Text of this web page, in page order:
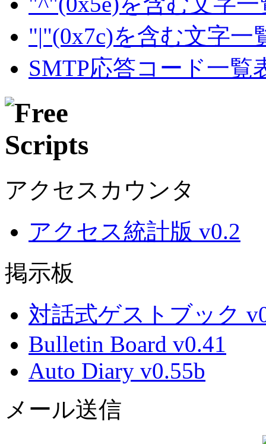
"|"(0x7c)を含む文字一
SMTP応答コード一覧
アクセスカウンタ
アクセス統計版 v0.2
掲示板
対話式ゲストブック
Bulletin Board v0.41
Auto Diary v0.55b
メール送信